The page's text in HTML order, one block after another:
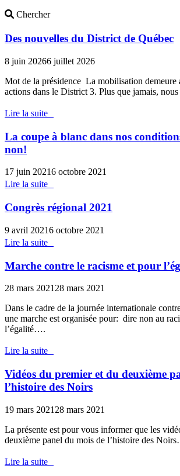
ChercherSearch
Des nouvelles du District de Québec
8 juin 20266 juillet 2026
Mot de la présidence La mobilisation demeure
actions dans le District 3. Plus que jamais,
Lire la suite
La coupe à blanc dans nos
non!
17 juin 20216 octobre 2021
Lire la suite
Congrès régional 2021
9 avril 20216 octobre 2021
Lire la suite
Marche contre le racisme et pour
28 mars 2021 28 mars 2021
Dans le cadre de la journée internationale
une marche est organisée pour: dire non au
l’égalité….
Lire la suite
Vidéos du premier et du deuxième
l’histoire des Noirs
19 mars 2021 28 mars 2021
La présente est pour vous informer que les
deuxième panel du mois de l’histoire des
Lire la suite